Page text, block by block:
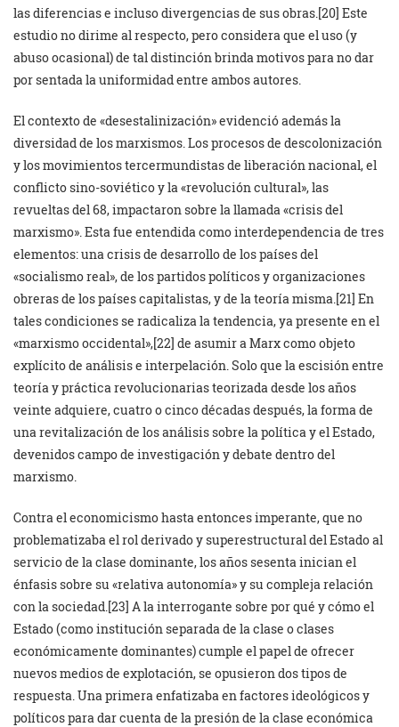
las diferencias e incluso divergencias de sus obras.[20] Este
estudio no dirime al respecto, pero considera que el uso (y
abuso ocasional) de tal distinción brinda motivos para no dar
por sentada la uniformidad entre ambos autores.
El contexto de «desestalinización» evidenció además la
diversidad de los marxismos. Los procesos de descolonización
y los movimientos tercermundistas de liberación nacional, el
conflicto sino-soviético y la «revolución cultural», las
revueltas del 68, impactaron sobre la llamada «crisis del
marxismo». Esta fue entendida como interdependencia de tres
elementos: una crisis de desarrollo de los países del
«socialismo real», de los partidos políticos y organizaciones
obreras de los países capitalistas, y de la teoría misma.[21] En
tales condiciones se radicaliza la tendencia, ya presente en el
«marxismo occidental»,[22] de asumir a Marx como objeto
explícito de análisis e interpelación. Solo que la escisión entre
teoría y práctica revolucionarias teorizada desde los años
veinte adquiere, cuatro o cinco décadas después, la forma de
una revitalización de los análisis sobre la política y el Estado,
devenidos campo de investigación y debate dentro del
marxismo.
Contra el economicismo hasta entonces imperante, que no
problematizaba el rol derivado y superestructural del Estado al
servicio de la clase dominante, los años sesenta inician el
énfasis sobre su «relativa autonomía» y su compleja relación
con la sociedad.[23] A la interrogante sobre por qué y cómo el
Estado (como institución separada de la clase o clases
económicamente dominantes) cumple el papel de ofrecer
nuevos medios de explotación, se opusieron dos tipos de
respuesta. Una primera enfatizaba en factores ideológicos y
políticos para dar cuenta de la presión de la clase económica